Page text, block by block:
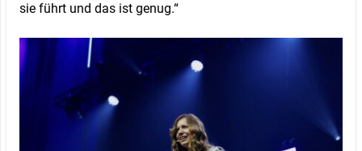
sie führt und das ist genug.“